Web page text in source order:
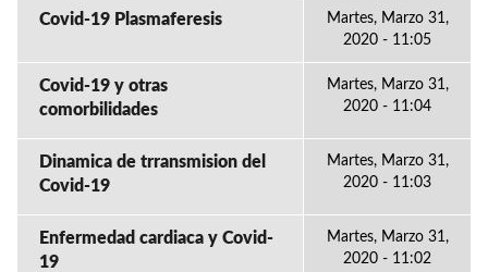
Covid-19 Plasmaferesis
Martes, Marzo 31,
2020 - 11:05
Covid-19 y otras
comorbilidades
Martes, Marzo 31,
2020 - 11:04
Dinamica de trransmision del
Covid-19
Martes, Marzo 31,
2020 - 11:03
Enfermedad cardiaca y Covid-
19
Martes, Marzo 31,
2020 - 11:02